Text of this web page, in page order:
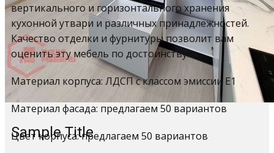
Sample Title
вертикального и горизонтального хранения
кухонной утвари и различных принадлежностей.
Качество отделки и фурнитуры позволит вам
оценить эту мебель по достоинству.
Материал корпуса: ЛДСП с классом эмиссии Е1
Материал фасада: предлагаем 50 вариантов
Цвет корпуса: предлагаем 50 вариантов